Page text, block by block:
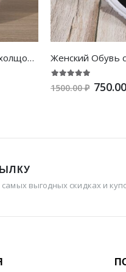
Женский Кроссовки на липучке холщовый холщовый спортивный
1500.00 ₽
выгодных скидках и